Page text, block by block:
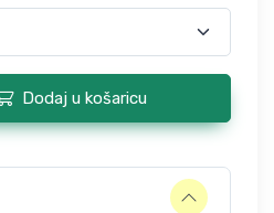
Dodaj u košaricu